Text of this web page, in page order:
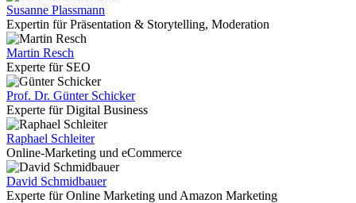
Susanne Plassmann
Expertin für Präsentation & Storytelling, Moderation
Martin Resch
Experte für SEO
Prof. Dr. Günter Schicker
Experte für Digital Business
Raphael Schleiter
Online-Marketing und eCommerce
David Schmidbauer
Experte für Online Marketing und Amazon Marketing